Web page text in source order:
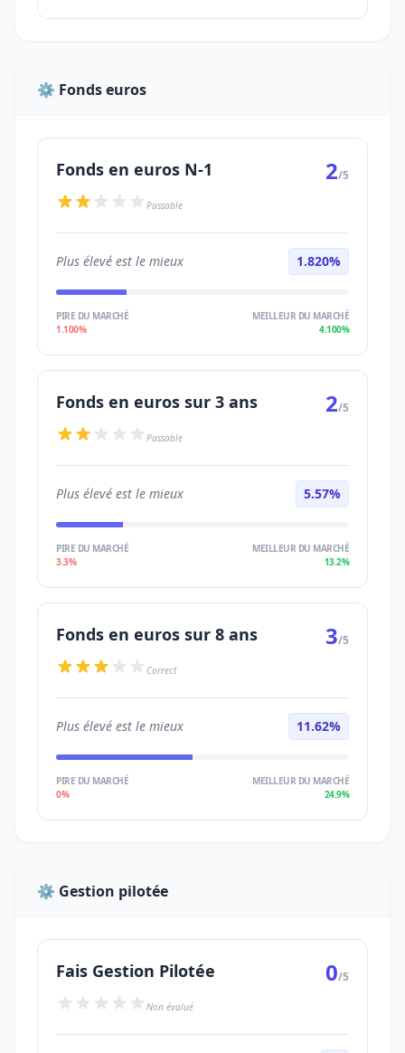
⚙️ Fonds euros
Fonds en euros N-1 2/5
Passable
Plus élevé est le mieux 1.820%
PIRE DU MARCHÉ
1.100%
MEILLEUR DU MARCHÉ
4.100%
Fonds en euros sur 3 ans 2/5
Passable
Plus élevé est le mieux 5.57%
PIRE DU MARCHÉ
3.3%
MEILLEUR DU MARCHÉ
13.2%
Fonds en euros sur 8 ans 3/5
Correct
Plus élevé est le mieux 11.62%
PIRE DU MARCHÉ
0%
MEILLEUR DU MARCHÉ
24.9%
⚙️ Gestion pilotée
Fais Gestion Pilotée 0/5
Non évalué